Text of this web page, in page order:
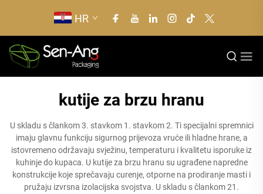
HR
kutije za brzu hranu
U skladu s člankom 3. stavkom 1. stavkom 2. Ti specijalni spremnici
imaju glavnu funkciju sigurnog prijevoza vruće ili hladne hrane, a
istovremeno održavaju svježinu, temperaturu i kvalitetu isporuke iz
kuhinje do kupaca. U kutije za brzu hranu su ugrađene napredne
konstrukcije koje sprečavaju curenje, otporne na prodiranje masti i
pružaju izvrsna izolacijska svojstva. U skladu s člankom 21.